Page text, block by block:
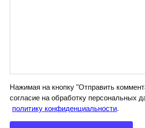
Нажимая на кнопку "Отправить
согласие на обработку персональных
политику конфиденциальности.